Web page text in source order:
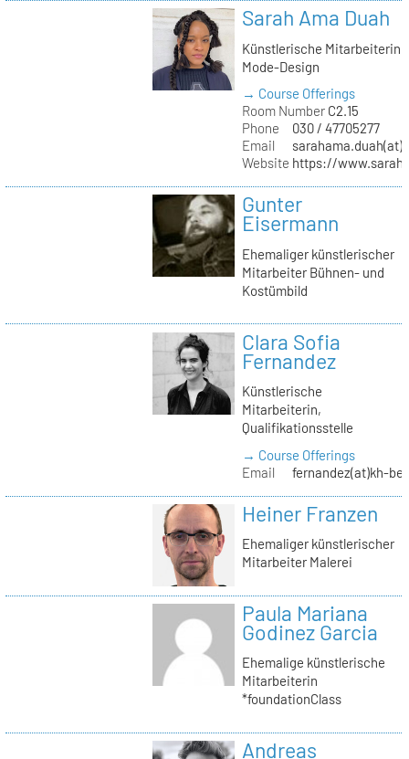
Sarah Ama Duah
Künstlerische Mitarbeiterin
Mode-Design
→ Course Offerings
Room NumberC2.15
Phone
030 / 47705277
Email
Website https://
Gunter
Eisermann
Ehemaliger künstlerischer
Mitarbeiter Bühnen- und
Kostümbild
Clara Sofia
Fernandez
Künstlerische
Mitarbeiterin,
Qualifikationsstelle
→ Course Offerings
Email
fernandez(at)kh-
Heiner Franzen
Ehemaliger künstlerischer
Mitarbeiter Malerei
Paula Mariana
Godinez Garcia
Ehemalige künstlerische
Mitarbeiterin
*foundationClass
Andreas